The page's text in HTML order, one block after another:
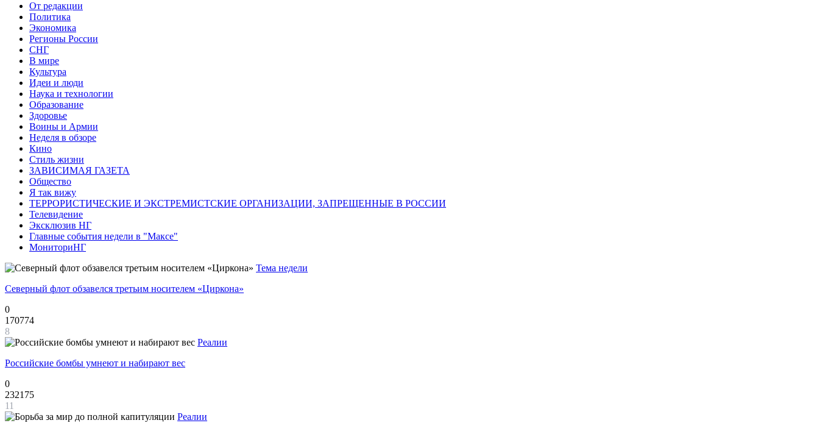
От редакции
Политика
Экономика
Регионы России
СНГ
В мире
Культура
Идеи и люди
Наука и технологии
Образование
Здоровье
Воины и Армии
Неделя в обзоре
Кино
Стиль жизни
ЗАВИСИМАЯ ГАЗЕТА
Общество
Я так вижу
ТЕРРОРИСТИЧЕСКИЕ И ЭКСТРЕМИСТСКИЕ ОРГАНИЗАЦИИ, ЗАПРЕЩЕННЫЕ В РОССИИ
Телевидение
Эксклюзив НГ
Главные события недели в "Максе"
МониториНГ
Тема недели
Северный флот обзавелся третьим носителем «Циркона»
0
170774
8
Реалии
Российские бомбы умнеют и набирают вес
0
232175
11
Реалии